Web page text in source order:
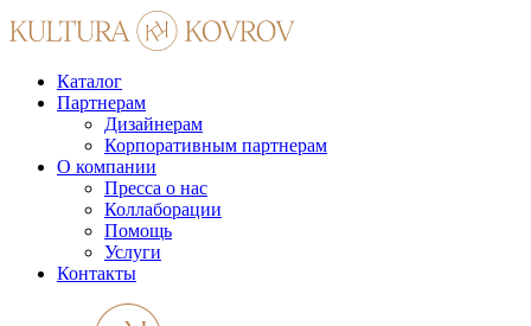
Каталог
Партнерам
Дизайнерам
Корпоративным партнерам
О компании
Пресса о нас
Коллаборации
Помощь
Услуги
Контакты